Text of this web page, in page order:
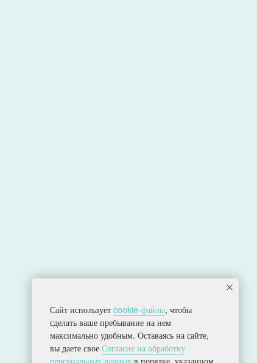
Политика конфиденциальности
Согласие на обработку персональных данных
Разработка сайта
Сайт использует cookie-файлы, чтобы
сделать ваше пребывание на нем
максимально удобным. Оставаясь на сайте,
вы даете свое Согласие на обработку